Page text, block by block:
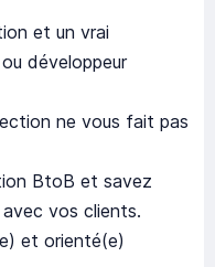
et un vrai
développeur
ne vous fait pas
BtoB et savez
vos clients.
et orienté(e)